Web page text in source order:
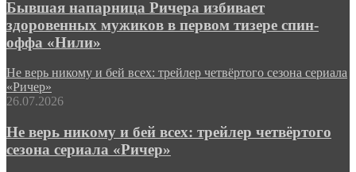
Бывшая напарница Ричера избивает
здоровенных мужиков в первом тизере спин-
оффа «Нили»
Не верь никому и бей всех: трейлер четвёртого сезона сериала
«Ричер»
26.07.2026
Не верь никому и бей всех: трейлер четвёртого
сезона сериала «Ричер»